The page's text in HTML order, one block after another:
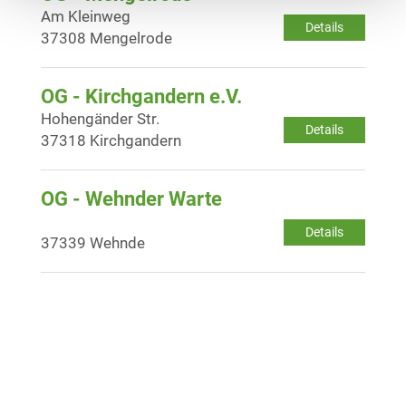
Details
Am Kleinweg
37308 Mengelrode
OG - Kirchgandern e.V.
Details
Hohengänder Str.
37318 Kirchgandern
OG - Wehnder Warte
Details
37339 Wehnde